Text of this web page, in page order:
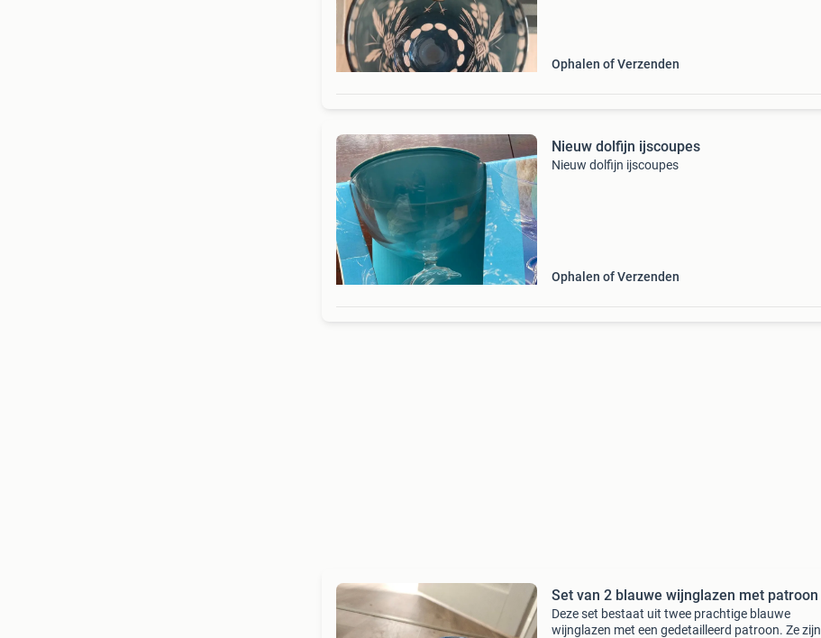
Ophalen of Verzenden
Nieuw dolfijn ijscoupes
Nieuw dolfijn ijscoupes
Ophalen of Verzenden
Set van 2 blauwe wijnglazen met patroon
Deze set bestaat uit twee prachtige blauwe
wijnglazen met een gedetailleerd patroon. Ze zijn